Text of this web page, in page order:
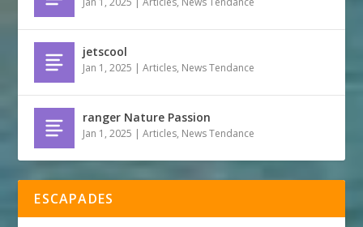
jetscool
Jan 1, 2025 |Articles, News Tendance
ranger Nature Passion
Jan 1, 2025 |Articles, News Tendance
ESCAPADES